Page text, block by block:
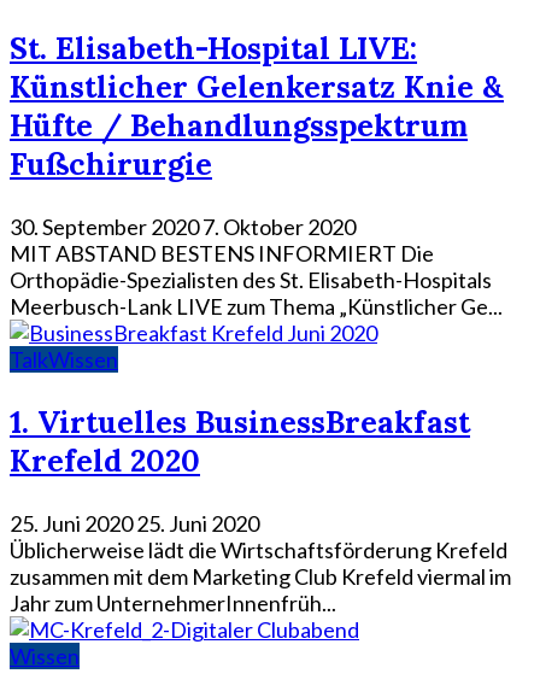
St. Elisabeth-Hospital LIVE:
Künstlicher Gelenkersatz Knie &
Hüfte / Behandlungsspektrum
Fußchirurgie
30. September 20207. Oktober 2020
MIT ABSTAND BESTENS INFORMIERT Die
Orthopädie-Spezialisten des St. Elisabeth-Hospitals
Meerbusch-Lank LIVE zum Thema „Künstlicher Ge...
TalkWissen
1. Virtuelles BusinessBreakfast
Krefeld 2020
25. Juni 202025. Juni 2020
Üblicherweise lädt die Wirtschaftsförderung Krefeld
zusammen mit dem Marketing Club Krefeld viermal im
Jahr zum UnternehmerInnenfrüh...
Wissen